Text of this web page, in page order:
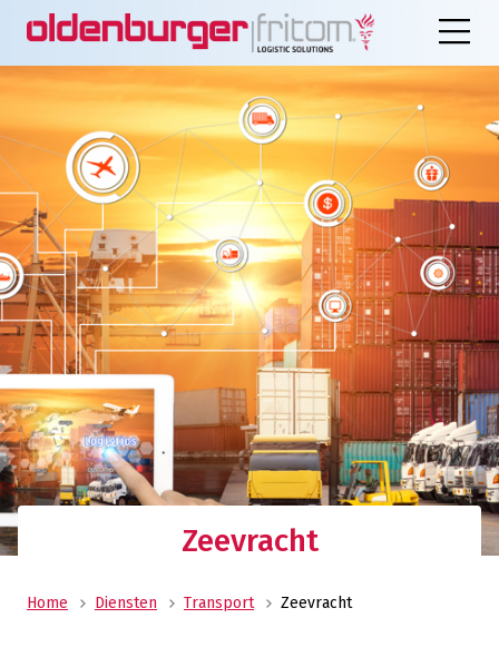
Zeevracht
Home Diensten Transport Zeevracht